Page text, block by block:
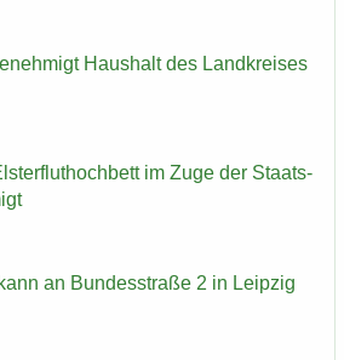
Haus­halt des Land­krei­ses
im Zuge der Staats­
an Bun­des­stra­ße 2 in Leip­zig